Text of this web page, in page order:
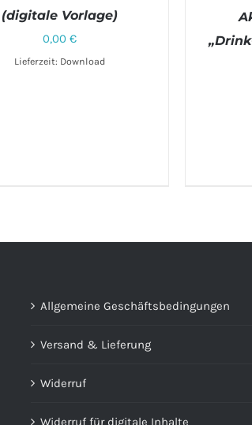
(digitale Vorlage)
0,00 €
Lieferzeit: Download
Allgemeine Geschäftsbedingungen
Versand & Lieferung
Widerruf
Widerruf für digitale Inhalte